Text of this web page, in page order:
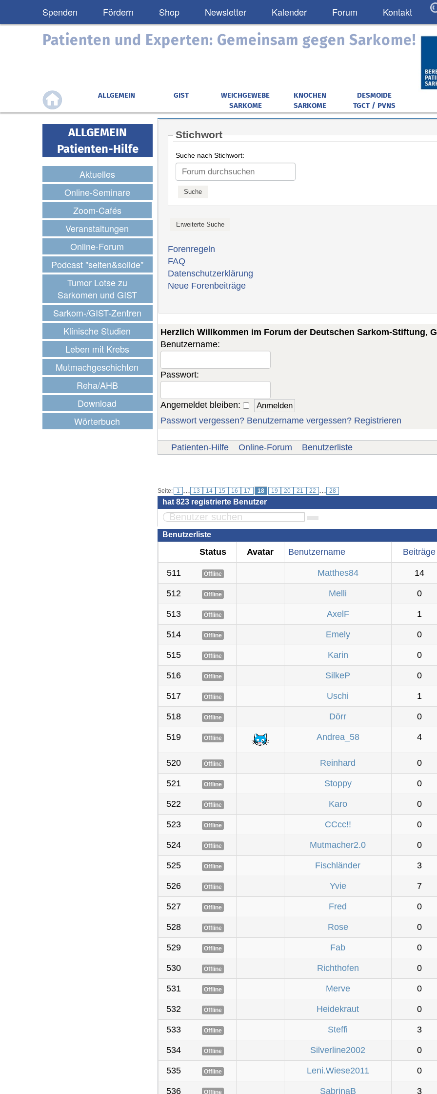
Spenden Fördern Shop Newsletter Kalender Forum Kontakt
Patienten und Experten: Gemeinsam gegen Sarkome!
ALLGEMEIN GIST
WEICHGEWEBE
SARKOME
KNOCHEN
SARKOME
DESMOIDE
TGCT / PVNS
ALLGEMEIN
Patienten-Hilfe
Aktuelles
Online-Seminare
Zoom-Cafés
Veranstaltungen
Online-Forum
Podcast "selten&solide"
Tumor Lotse zu
Sarkomen und GIST
Sarkom-/GIST-Zentren
Klinische Studien
Leben mit Krebs
Mutmachgeschichten
Reha/AHB
Download
Wörterbuch
Stichwort
Suche nach Stichwort:
Forenregeln
FAQ
Datenschutzerklärung
Neue Forenbeiträge
Herzlich Willkommen im Forum der Deutschen Sarkom-Stiftung,
Benutzername:
Passwort:
Angemeldet bleiben:
Passwort vergessen? Benutzername vergessen? Registrieren
Patienten-Hilfe Online-Forum Benutzerliste
Seite: 1 ... 13 14 15 16 17 18 19 20 21 22 ... 28
hat 823 registrierte Benutzer
Benutzerliste
Status Avatar Benutzername Beiträge
511 Offline Matthes84 14
512 Offline Melli 0
513 Offline AxelF 1
514 Offline Emely 0
515 Offline Karin 0
516 Offline SilkeP 0
517 Offline Uschi 1
518 Offline Dörr 0
519 Offline Andrea_58 4
520 Offline Reinhard 0
521 Offline Stoppy 0
522 Offline Karo 0
523 Offline CCcc!! 0
524 Offline Mutmacher2.0 0
525 Offline Fischländer 3
526 Offline Yvie 7
527 Offline Fred 0
528 Offline Rose 0
529 Offline Fab 0
530 Offline Richthofen 0
531 Offline Merve 0
532 Offline Heidekraut 0
533 Offline Steffi 3
534 Offline Silverline2002 0
535 Offline Leni.Wiese2011 0
536 Offline SabrinaB 3